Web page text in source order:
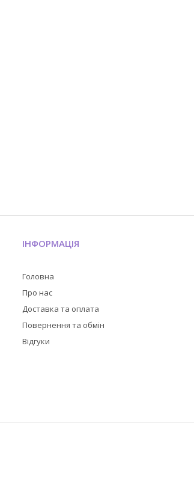
ІНФОРМАЦІЯ
Головна
Про нас
Доставка та оплата
Повернення та обмін
Відгуки